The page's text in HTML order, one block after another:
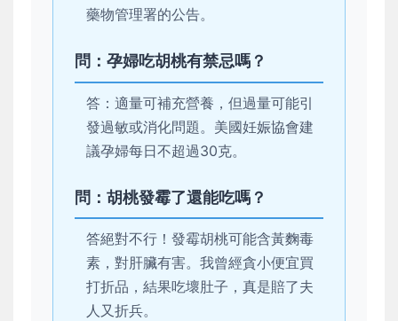
藥物管理署的公告。
問：孕婦吃胡桃有禁忌嗎？
答：適量可補充營養，但過量可能引
發過敏或消化問題。美國妊娠協會建
議孕婦每日不超過30克。
問：胡桃發霉了還能吃嗎？
答絕對不行！發霉胡桃可能含黃麴毒
素，對肝臟有害。我曾經貪小便宜買
打折品，結果吃壞肚子，真是賠了夫
人又折兵。